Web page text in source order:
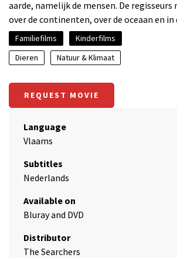
aarde, namelijk de mensen. De
over de continenten, over de oceaan en in
Familiefilms
Kinderfilms
Dieren
Natuur & Klimaat
REQUEST MOVIE
Language
Vlaams
Subtitles
Nederlands
Available on
Bluray and DVD
Distributor
The Searchers